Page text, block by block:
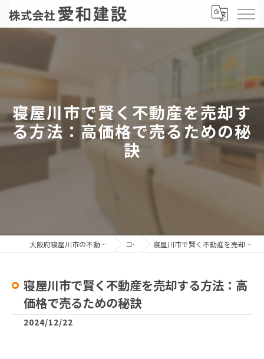
寝屋川市で賢く不動産を売却す
る方法：高価格で売るための秘
訣
大阪府寝屋川市の不動産売却なら株式会社愛和建設 コラム 寝屋川市で賢く不動産を売却する方法：高価格で売るための秘訣
寝屋川市で賢く不動産を売却する方法：高
価格で売るための秘訣
2024/12/22